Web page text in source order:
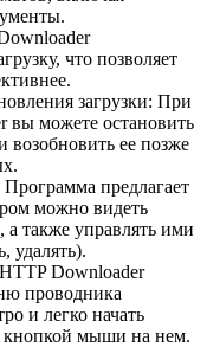
что позволяет
загрузки: При
вы можете остановить
возобновить ее позже
предлагает
можно видеть
а также управлять ими
удалять).
Downloader
проводника
и легко начать
кнопкой мыши на нем.